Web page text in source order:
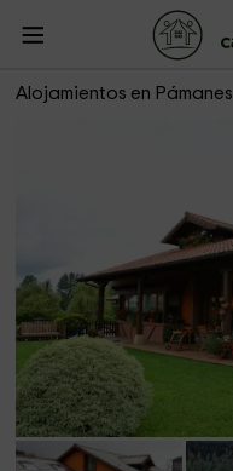
Alojamientos en Pámanes